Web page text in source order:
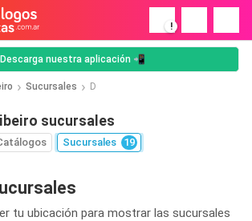
!
Descarga nuestra aplicación 📲
Sucursales D
sucursales
Sucursales 19
tu ubicación para mostrar las sucursales